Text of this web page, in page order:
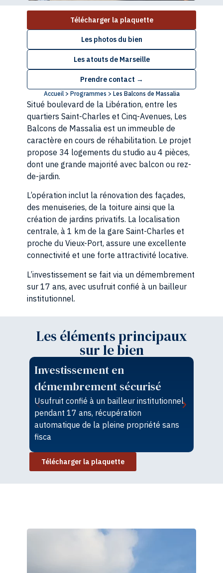
Accueil> Programmes > Les Balcons de Massalia
Situé boulevard de la Libération, entre les
quartiers Saint-Charles et Cinq-Avenues, Les
Balcons de Massalia est un immeuble de
caractère en cours de réhabilitation. Le projet
propose 34 logements du studio au 4 pièces,
dont une grande majorité avec balcon ou rez-
de-jardin.
L’opération inclut la rénovation des façades,
des menuiseries, de la toiture ainsi que la
création de jardins privatifs. La localisation
centrale, à 1 km de la gare Saint-Charles et
proche du Vieux-Port, assure une excellente
connectivité et une forte attractivité locative.
L’investissement se fait via un démembrement
sur 17 ans, avec usufruit confié à un bailleur
institutionnel.
Télécharger la plaquette
Les photos du bien
Les atouts de Marseille
Prendre contact →
Les éléments principaux
sur le bien
Investissement en
démembrement sécurisé
Usufruit confié à un bailleur institutionnel
pendant 17 ans, récupération
automatique de la pleine propriété sans
fisca
Télécharger la plaquette